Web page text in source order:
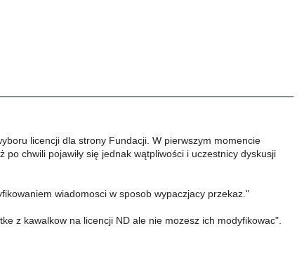
licencji dla strony Fundacji. W pierwszym momencie
chwili pojawiły się jednak wątpliwości i uczestnicy dyskusji
wiadomosci w sposob wypaczjacy przekaz."
z kawalkow na licencji ND ale nie mozesz ich modyfikowac".